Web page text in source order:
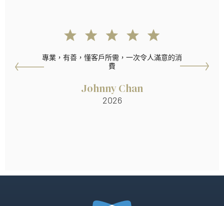
專業，有善，懂客戶所需，一次令人滿意的消
費
Johnny Chan
2026